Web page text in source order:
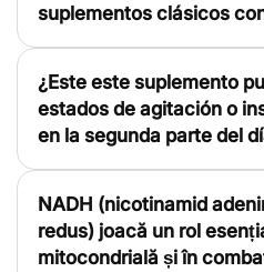
suplementos clásicos
¿Este este suplemento
estados de agitación o
en la segunda parte del
NADH (nicotinamid
redus) joacă un rol
mitocondrială și în